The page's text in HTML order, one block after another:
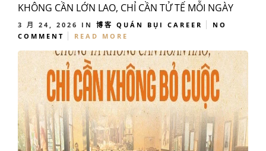
KHÔNG CẦN LỚN LAO, CHỈ CẦN TỬ TẾ MỖI NGÀY
3 月 24, 2026 IN 博客 QUÁN BỤI CAREER
NO
COMMENT
READ MORE